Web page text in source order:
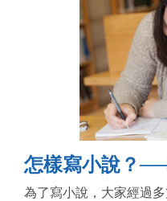
怎樣寫小說？
為了寫小說，大家經過